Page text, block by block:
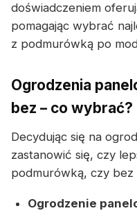
doświadczeniem
pomagając wybrać
z podmurówką po
Ogrodzenia
bez – co wybrać?
Decydując się na
zastanowić się, czy
podmurówką, czy
Ogrodzenie